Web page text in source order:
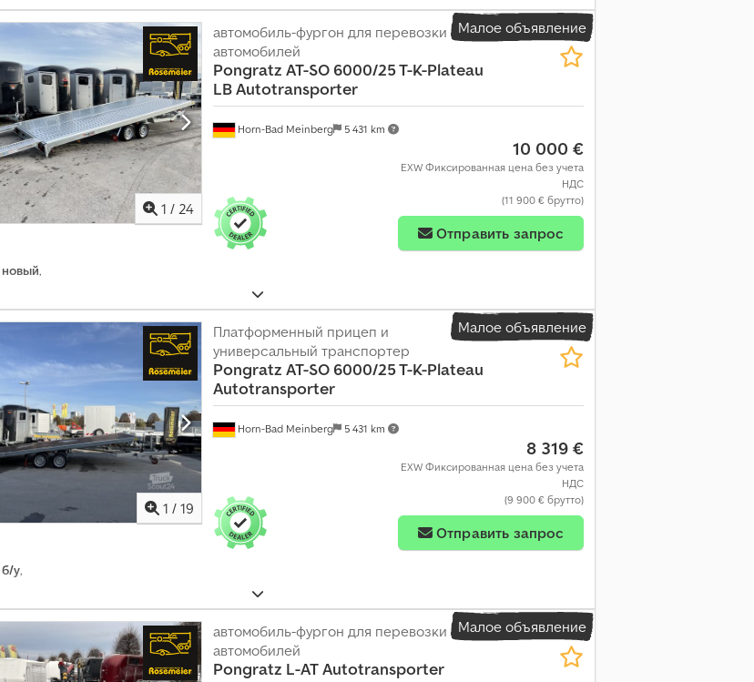
Малое объявление
1 / 24
Horn-Bad Meinberg 5 431 km
автомобиль-фургон для перевозки
автомобилей
Pongratz AT-SO 6000/25 T-K-Plateau
LB Autotransporter
10 000 €
EXW Фиксированная цена без учета
НДС
(11 900 € брутто)
Отправить запрос
новый,
Малое объявление
1 / 19
Horn-Bad Meinberg 5 431 km
Платформенный прицеп и
универсальный транспортер
Pongratz AT-SO 6000/25 T-K-Plateau
Autotransporter
8 319 €
EXW Фиксированная цена без учета
НДС
(9 900 € брутто)
Отправить запрос
б/у,
Малое объявление
автомобиль-фургон для перевозки
автомобилей
Pongratz L-AT Autotransporter